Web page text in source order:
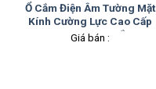
Ổ Cắm Điện Âm Tường Mặt
Kính Cường Lực Cao Cấp
TK-F71-D-18 Trắng
Giá bán :